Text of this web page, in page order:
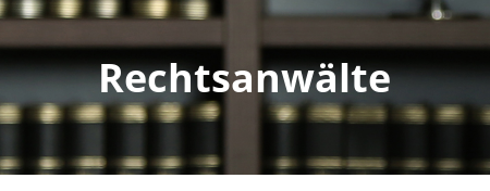
Rechtsanwälte